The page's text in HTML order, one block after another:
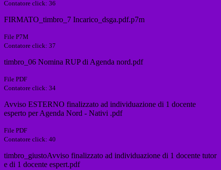
Contatore click: 36
FIRMATO_timbro_7 Incarico_dsga.pdf.p7m
File P7M
Contatore click: 37
timbro_06 Nomina RUP di Agenda nord.pdf
File PDF
Contatore click: 34
Avviso ESTERNO finalizzato ad individuazione di 1 docente
esperto per Agenda Nord - Nativi .pdf
File PDF
Contatore click: 40
timbro_giustoAvviso finalizzato ad individuazione di 1 docente tutor
e di 1 docente espert.pdf